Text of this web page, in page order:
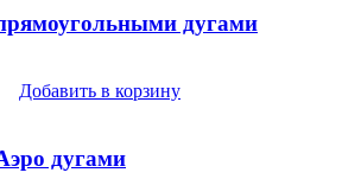
дугами
Добавить в корзину
дугами